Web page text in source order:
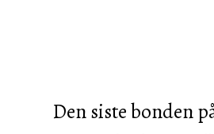
Den siste bonden